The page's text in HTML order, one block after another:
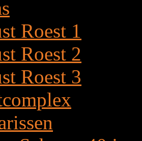
Roest 1
Roest 2
Roest 3